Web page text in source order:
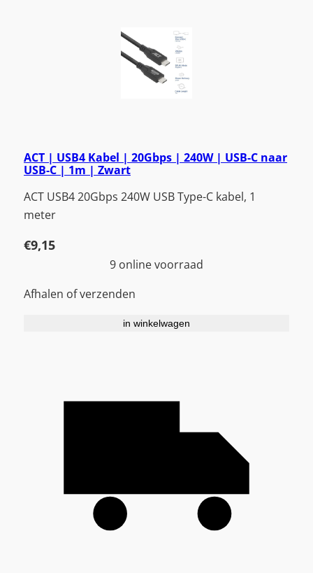
ACT | USB4 Kabel | 20Gbps | 240W | USB-C naar
USB-C | 1m | Zwart
ACT USB4 20Gbps 240W USB Type-C kabel, 1
meter
€9,15
9 online voorraad
Afhalen of verzenden
in winkelwagen